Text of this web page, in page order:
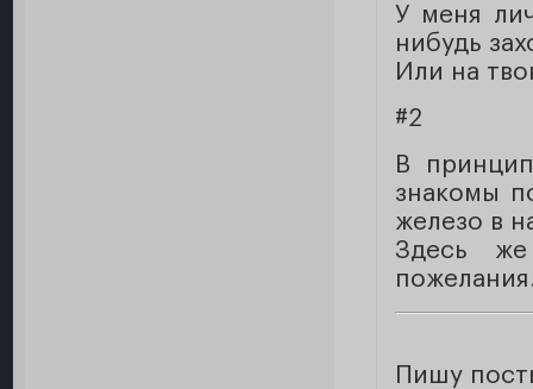
У меня
нибудь
Или на
#2
В
знакомы
железо в
Здесь
Пишу